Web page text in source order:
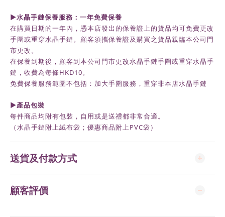
►水晶手鏈保養服務：一年免費保養
在購買日期的一年內， 憑本店發出的保養證上的貨品均可免費更改
手圍或重穿水晶手鏈。顧客須攜保養證及購買之貨品親臨本公司門
市更改。
在保養到期後， 顧客到本公司門市更改水晶手鏈手圍或重穿水晶手
鏈，收費為每條HKD10。
免費保養服務範圍不包括：加大手圍服務，重穿非本店水晶手鏈
►產品包裝
每件商品均附有包裝，自用或是送禮都非常合適。
（水晶手鏈附上絨布袋；優惠商品附上PVC袋）
送貨及付款方式
顧客評價